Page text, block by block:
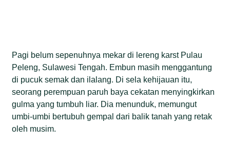
Pagi belum sepenuhnya mekar di lereng karst Pulau
Peleng, Sulawesi Tengah. Embun masih menggantung
di pucuk semak dan ilalang. Di sela kehijauan itu,
seorang perempuan paruh baya cekatan menyingkirkan
gulma yang tumbuh liar. Dia menunduk, memungut
umbi-umbi bertubuh gempal dari balik tanah yang retak
oleh musim.